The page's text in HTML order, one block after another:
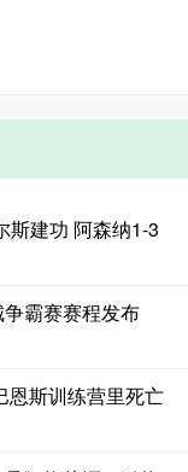
斯建功 阿森纳1-3
霸赛赛程发布
恩斯训练营里死亡